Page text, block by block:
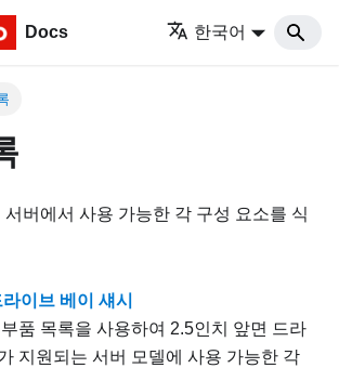
Docs 한국어
버에서 사용 가능한 각 구성 요소를 식
이브 베이 섀시
품 목록을 사용하여 2.5인치 앞면 드라
지원되는 서버 모델에 사용 가능한 각